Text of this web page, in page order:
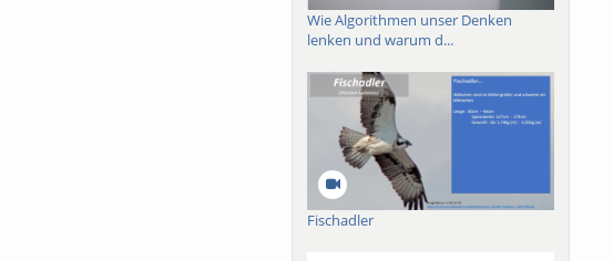
Wie Algorithmen unser Denken
lenken und warum d...
Fischadler